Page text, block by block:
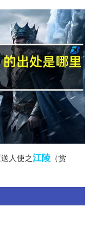
人使之江陵 （赏